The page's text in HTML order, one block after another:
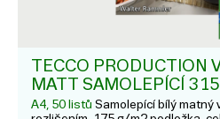
TECCO PRODUCTION
MATT SAMOLEPÍCÍ
A4, 50 listů Samolepící bílý matný